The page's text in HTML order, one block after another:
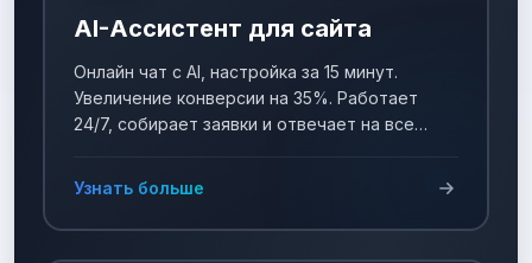
AI-Ассистент для сайта
Онлайн чат с AI, настройка за 15 минут.
Увеличение конверсии на 35%. Работает
24/7, собирает заявки и отвечает на все
Узнать больше